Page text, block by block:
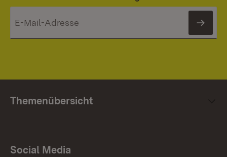
Themenübersicht
Social Media